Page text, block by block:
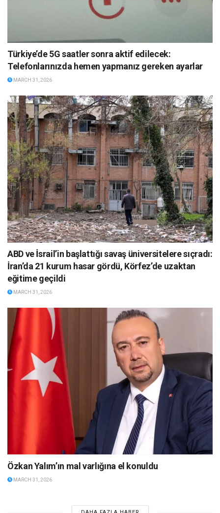
Türkiye’de 5G saatler sonra aktif edilecek:
Telefonlarınızda hemen yapmanız gereken ayarlar
MARCH 31, 2026
ABD ve İsrail’in başlattığı savaş üniversitelere sıçradı:
İran’da 21 kurum hasar gördü, Körfez’de uzaktan
eğitime geçildi
MARCH 31, 2026
Özkan Yalım’ın mal varlığına el konuldu
MARCH 31, 2026